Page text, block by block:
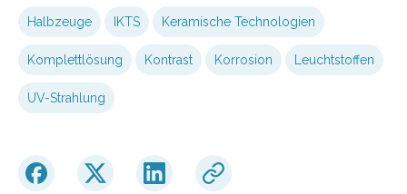
Halbzeuge IKTS Keramische Technologien
Komplettlösung Kontrast Korrosion Leuchtstoffen
UV-Strahlung